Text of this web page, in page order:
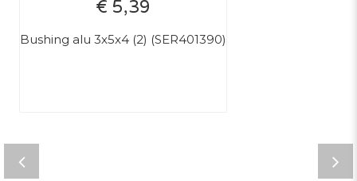
€ 5,39
Bushing alu 3x5x4 (2) (SER401390)